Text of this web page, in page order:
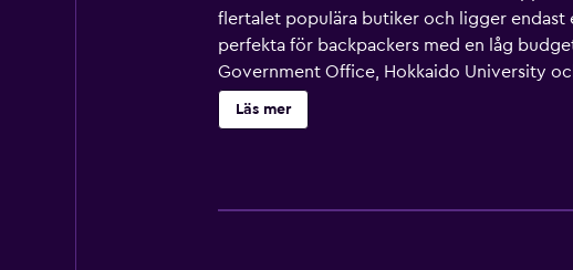
flertalet populära butiker och ligger endast
perfekta för backpackers med en låg
Government Office, Hokkaido University
ligger inom promenadavstånd.
Läs mer